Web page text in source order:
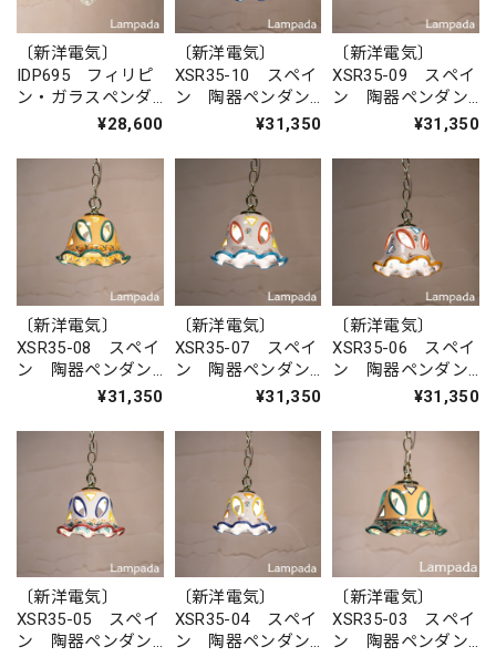
〔新洋電気〕
IDP695 フィリピ
ン・ガラスペンダ
ントライト¥28,600
〔新洋電気〕
XSR35-10 スペイ
ン 陶器ペンダン
¥31,350
〔新洋電気〕
XSR35-09 スペイ
ン 陶器ペンダン
¥31,350
〔新洋電気〕
XSR35-08 スペイ
ン 陶器ペンダン
¥31,350
〔新洋電気〕
XSR35-07 スペイ
ン 陶器ペンダン
¥31,350
〔新洋電気〕
XSR35-06 スペイ
ン 陶器ペンダン
¥31,350
〔新洋電気〕
XSR35-05 スペイ
ン 陶器ペンダン
〔新洋電気〕
XSR35-04 スペイ
ン 陶器ペンダン
〔新洋電気〕
XSR35-03 スペイ
ン 陶器ペンダン